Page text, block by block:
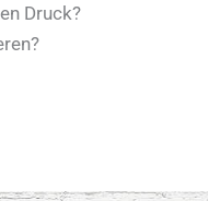
Druck?